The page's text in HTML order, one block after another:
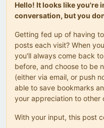
Hello! It looks like you're
conversation, but you
Getting fed up of having
posts each visit? When
you'll always come back
before, and choose to be
(either via email, or push
able to save bookmarks
your appreciation to other
With your input, this post